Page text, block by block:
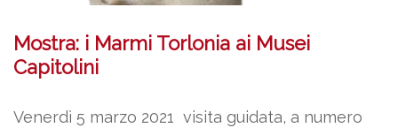
Mostra: i Marmi Torlonia ai Musei
Capitolini
Venerdì 5 marzo 2021 visita guidata, a numero